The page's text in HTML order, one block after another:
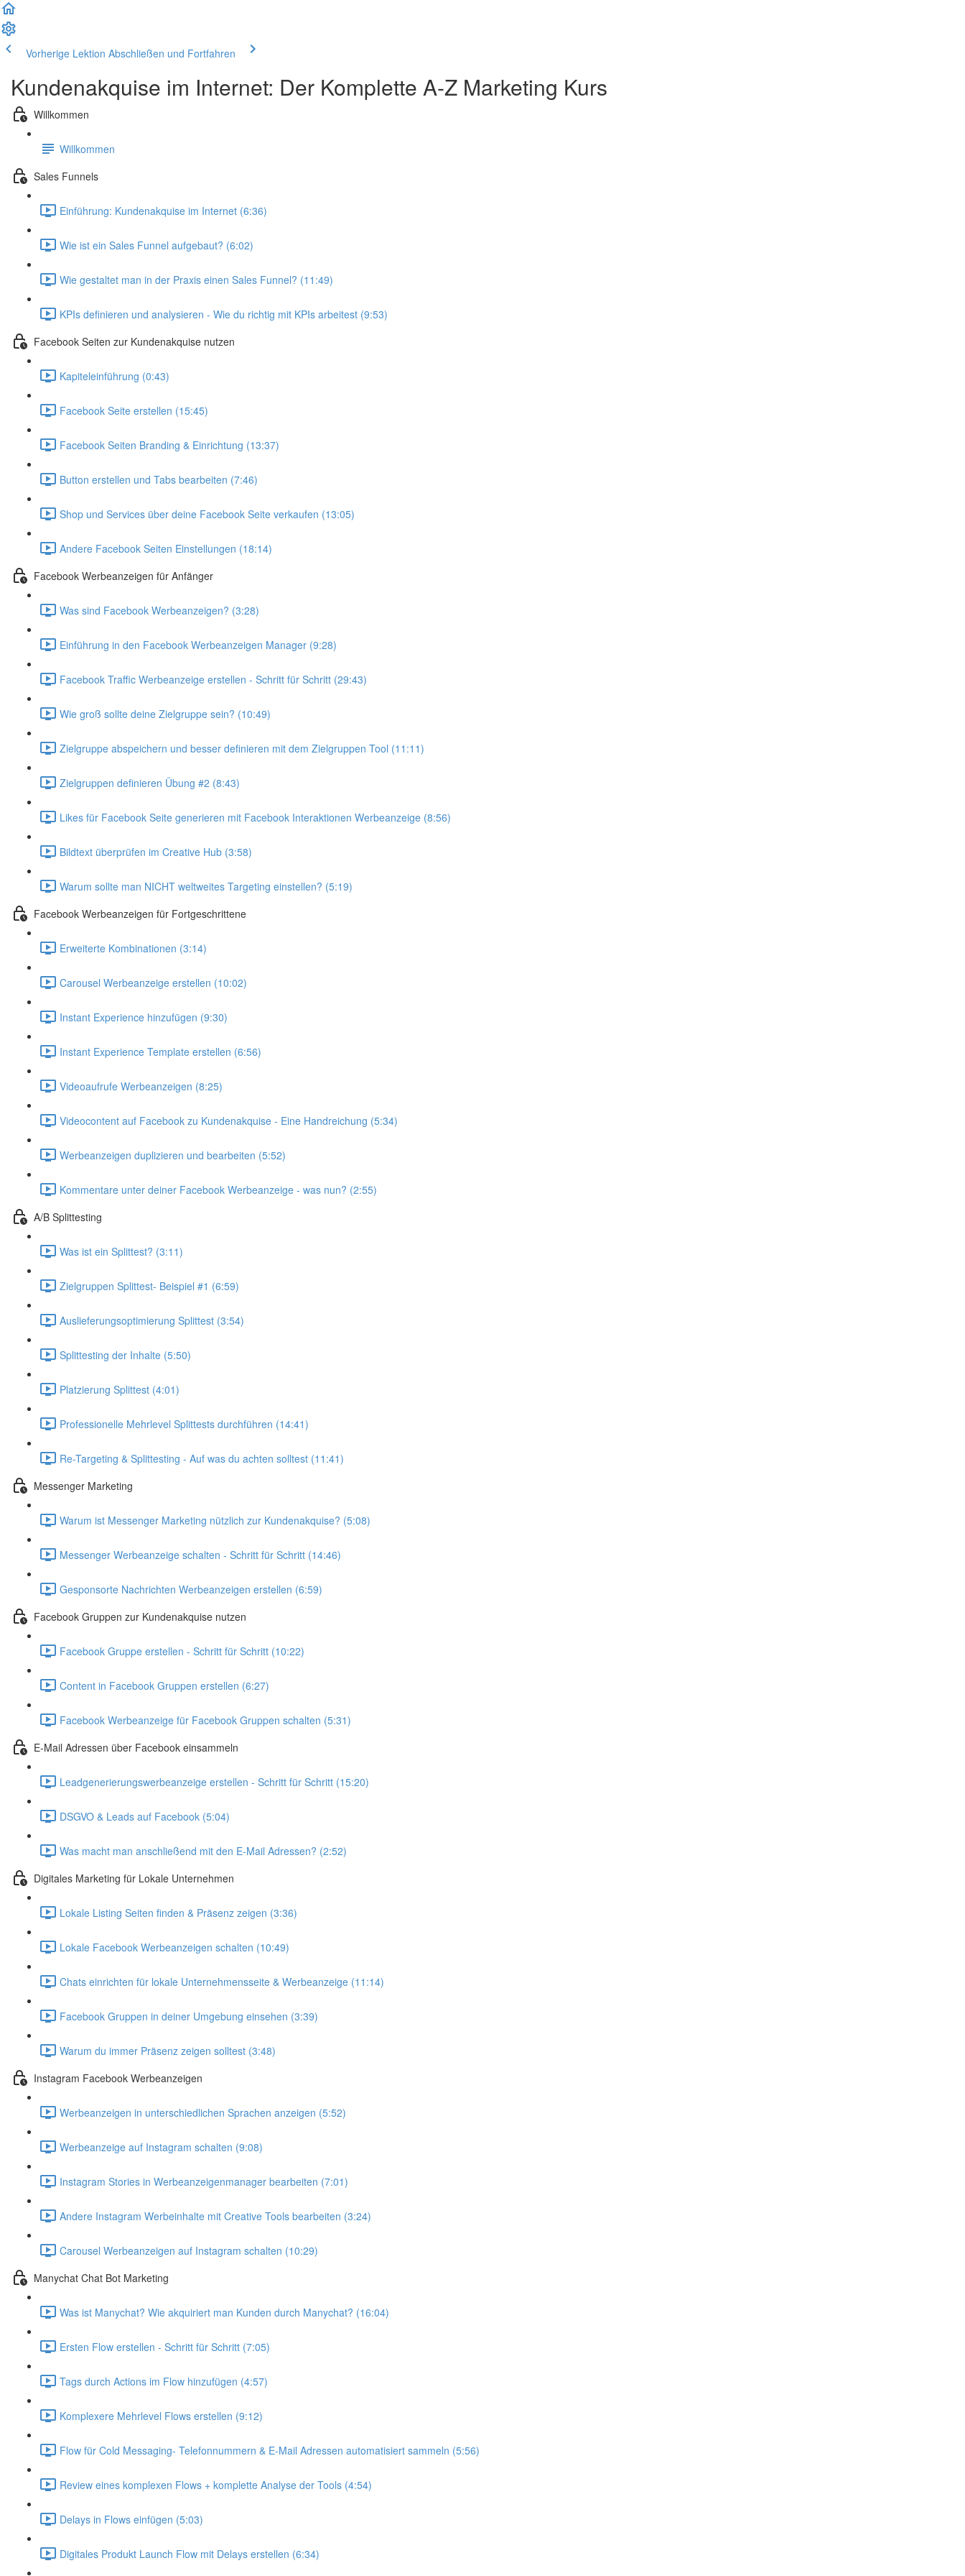
Vorherige Lektion Abschließen und Fortfahren
Kundenakquise im Internet: Der Komplette A-Z Marketing Kurs
Willkommen
Willkommen
Sales Funnels
Einführung: Kundenakquise im Internet (6:36)
Wie ist ein Sales Funnel aufgebaut? (6:02)
Wie gestaltet man in der Praxis einen Sales Funnel? (11:49)
KPIs definieren und analysieren - Wie du richtig mit KPIs arbeitest (9:53)
Facebook Seiten zur Kundenakquise nutzen
Kapiteleinführung (0:43)
Facebook Seite erstellen (15:45)
Facebook Seiten Branding & Einrichtung (13:37)
Button erstellen und Tabs bearbeiten (7:46)
Shop und Services über deine Facebook Seite verkaufen (13:05)
Andere Facebook Seiten Einstellungen (18:14)
Facebook Werbeanzeigen für Anfänger
Was sind Facebook Werbeanzeigen? (3:28)
Einführung in den Facebook Werbeanzeigen Manager (9:28)
Facebook Traffic Werbeanzeige erstellen - Schritt für Schritt (29:43)
Wie groß sollte deine Zielgruppe sein? (10:49)
Zielgruppe abspeichern und besser definieren mit dem Zielgruppen Tool (11:11)
Zielgruppen definieren Übung #2 (8:43)
Likes für Facebook Seite generieren mit Facebook Interaktionen Werbeanzeige (8:56)
Bildtext überprüfen im Creative Hub (3:58)
Warum sollte man NICHT weltweites Targeting einstellen? (5:19)
Facebook Werbeanzeigen für Fortgeschrittene
Erweiterte Kombinationen (3:14)
Carousel Werbeanzeige erstellen (10:02)
Instant Experience hinzufügen (9:30)
Instant Experience Template erstellen (6:56)
Videoaufrufe Werbeanzeigen (8:25)
Videocontent auf Facebook zu Kundenakquise - Eine Handreichung (5:34)
Werbeanzeigen duplizieren und bearbeiten (5:52)
Kommentare unter deiner Facebook Werbeanzeige - was nun? (2:55)
A/B Splittesting
Was ist ein Splittest? (3:11)
Zielgruppen Splittest- Beispiel #1 (6:59)
Auslieferungsoptimierung Splittest (3:54)
Splittesting der Inhalte (5:50)
Platzierung Splittest (4:01)
Professionelle Mehrlevel Splittests durchführen (14:41)
Re-Targeting & Splittesting - Auf was du achten solltest (11:41)
Messenger Marketing
Warum ist Messenger Marketing nützlich zur Kundenakquise? (5:08)
Messenger Werbeanzeige schalten - Schritt für Schritt (14:46)
Gesponsorte Nachrichten Werbeanzeigen erstellen (6:59)
Facebook Gruppen zur Kundenakquise nutzen
Facebook Gruppe erstellen - Schritt für Schritt (10:22)
Content in Facebook Gruppen erstellen (6:27)
Facebook Werbeanzeige für Facebook Gruppen schalten (5:31)
E-Mail Adressen über Facebook einsammeln
Leadgenerierungswerbeanzeige erstellen - Schritt für Schritt (15:20)
DSGVO & Leads auf Facebook (5:04)
Was macht man anschließend mit den E-Mail Adressen? (2:52)
Digitales Marketing für Lokale Unternehmen
Lokale Listing Seiten finden & Präsenz zeigen (3:36)
Lokale Facebook Werbeanzeigen schalten (10:49)
Chats einrichten für lokale Unternehmensseite & Werbeanzeige (11:14)
Facebook Gruppen in deiner Umgebung einsehen (3:39)
Warum du immer Präsenz zeigen solltest (3:48)
Instagram Facebook Werbeanzeigen
Werbeanzeigen in unterschiedlichen Sprachen anzeigen (5:52)
Werbeanzeige auf Instagram schalten (9:08)
Instagram Stories in Werbeanzeigenmanager bearbeiten (7:01)
Andere Instagram Werbeinhalte mit Creative Tools bearbeiten (3:24)
Carousel Werbeanzeigen auf Instagram schalten (10:29)
Manychat Chat Bot Marketing
Was ist Manychat? Wie akquiriert man Kunden durch Manychat? (16:04)
Ersten Flow erstellen - Schritt für Schritt (7:05)
Tags durch Actions im Flow hinzufügen (4:57)
Komplexere Mehrlevel Flows erstellen (9:12)
Flow für Cold Messaging- Telefonnummern & E-Mail Adressen automatisiert sammeln (5:56)
Review eines komplexen Flows + komplette Analyse der Tools (4:54)
Delays in Flows einfügen (5:03)
Digitales Produkt Launch Flow mit Delays erstellen (6:34)